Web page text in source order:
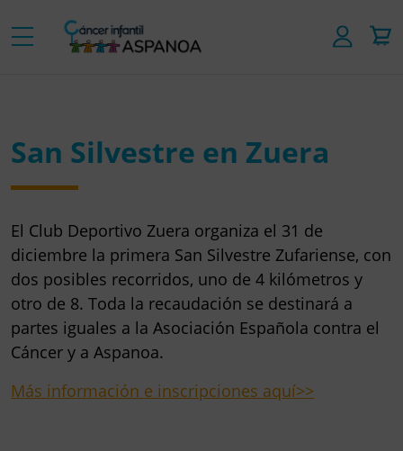
San Silvestre en Zuera
El Club Deportivo Zuera organiza el 31 de
diciembre la primera San Silvestre Zufariense, con
dos posibles recorridos, uno de 4 kilómetros y
otro de 8. Toda la recaudación se destinará a
partes iguales a la Asociación Española contra el
Cáncer y a Aspanoa.
Más información e inscripciones aquí>>